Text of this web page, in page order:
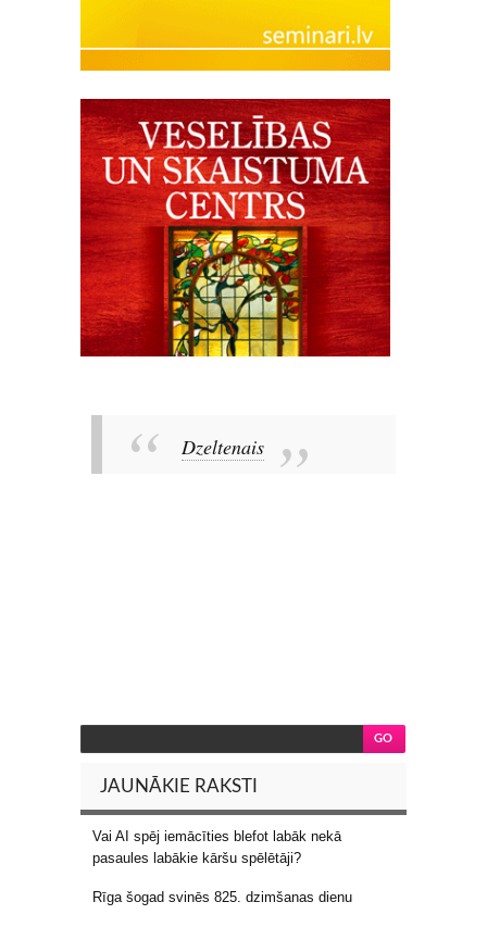
Dzeltenais
JAUNĀKIE RAKSTI
Vai AI spēj iemācīties blefot labāk nekā
pasaules labākie kāršu spēlētāji?
Rīga šogad svinēs 825. dzimšanas dienu